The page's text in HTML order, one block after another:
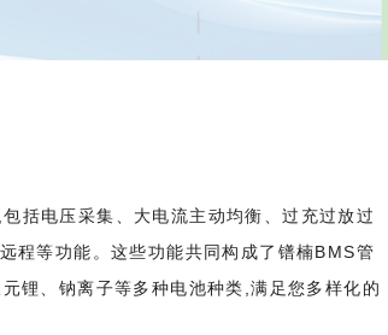
括电压采集、大电流主动均衡、过充过放过
程等功能。这些功能共同构成了镨楠BMS管
锂、钠离子等多种电池种类,满足您多样化的